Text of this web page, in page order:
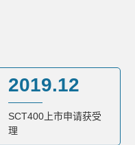
2019.12
SCT400上市申请获受
理